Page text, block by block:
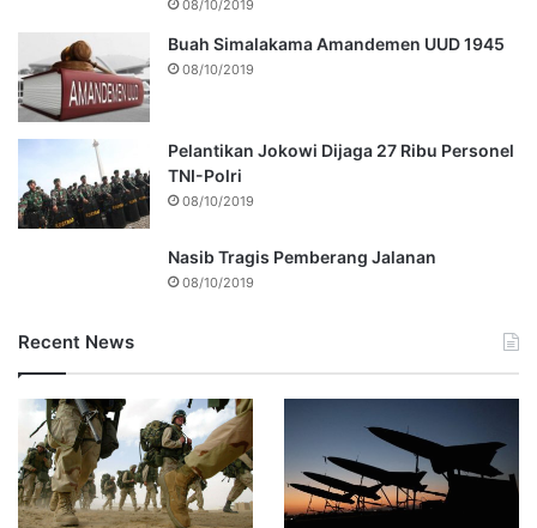
08/10/2019
Buah Simalakama Amandemen UUD 1945
08/10/2019
Pelantikan Jokowi Dijaga 27 Ribu Personel
TNI-Polri
08/10/2019
Nasib Tragis Pemberang Jalanan
08/10/2019
Recent News